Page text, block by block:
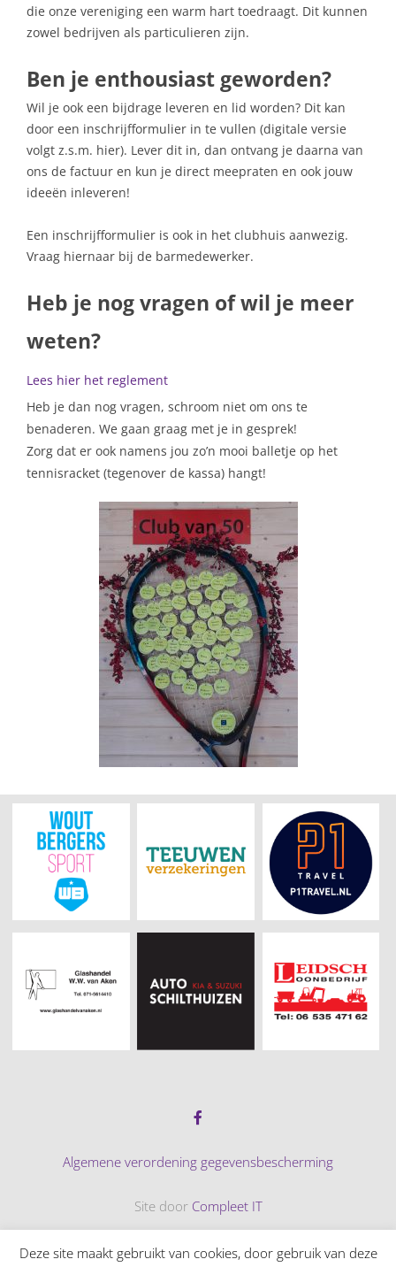
die onze vereniging een warm hart toedraagt. Dit kunnen
zowel bedrijven als particulieren zijn.
Ben je enthousiast geworden?
Wil je ook een bijdrage leveren en lid worden? Dit kan
door een inschrijfformulier in te vullen (digitale versie
volgt z.s.m. hier). Lever dit in, dan ontvang je daarna van
ons de factuur en kun je direct meepraten en ook jouw
ideeën inleveren!
Een inschrijfformulier is ook in het clubhuis aanwezig.
Vraag hiernaar bij de barmedewerker.
Heb je nog vragen of wil je meer
weten?
Lees hier het reglement
Heb je dan nog vragen, schroom niet om ons te
benaderen. We gaan graag met je in gesprek!
Zorg dat er ook namens jou zo’n mooi balletje op het
tennisracket (tegenover de kassa) hangt!
Algemene verordening gegevensbescherming
Site door Compleet IT
© 2026 Tennispark Adegeest
Deze site maakt gebruikt van cookies, door gebruik van deze